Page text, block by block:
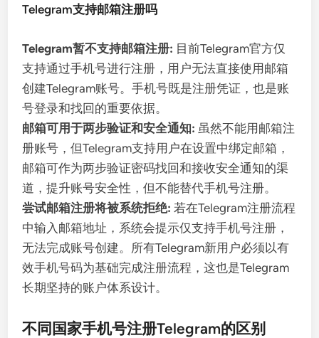
Telegram支持邮箱注册吗
Telegram暂不支持邮箱注册: 目前Telegram官方仅
支持通过手机号进行注册，用户无法直接使用邮箱
创建Telegram账号。手机号既是注册凭证，也是账
号登录和找回的重要依据。
邮箱可用于两步验证和安全通知: 虽然不能用邮箱注
册账号，但Telegram支持用户在设置中绑定邮箱，
邮箱可作为两步验证密码找回和接收安全通知的渠
道，提升账号安全性，但不能替代手机号注册。
尝试邮箱注册将被系统拒绝: 若在Telegram注册流程
中输入邮箱地址，系统会提示仅支持手机号注册，
无法完成账号创建。所有Telegram新用户必须以有
效手机号码为基础完成注册流程，这也是Telegram
长期坚持的账户体系设计。
不同国家手机号注册Telegram的区别